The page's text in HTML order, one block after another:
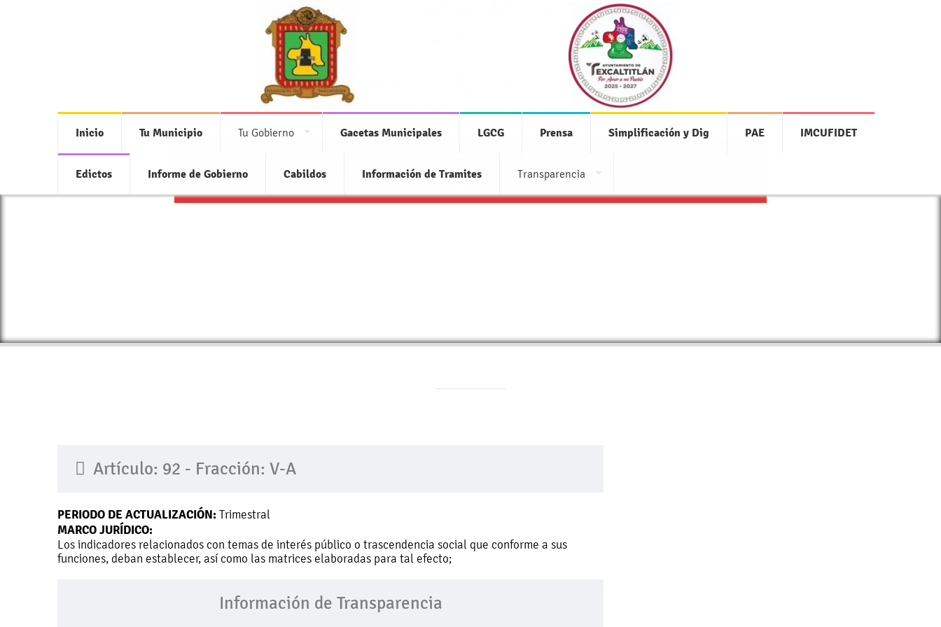
Inicio Tu Municipio Tu Gobierno Gacetas Municipales LGCG Prensa Simplificación y Dig PAE IMCUFIDET
Edictos Informe de Gobierno Cabildos Información de Tramites Transparencia
Accede a toda la información pública de oficio relacionada con tu municipio
Artículo: 92 - Fracción: V-A
PERIODO DE ACTUALIZACIÓN: Trimestral
MARCO JURÍDICO:
Los indicadores relacionados con temas de interés público o trascendencia social que conforme a sus
funciones, deban establecer, así como las matrices elaboradas para tal efecto;
Información de Transparencia